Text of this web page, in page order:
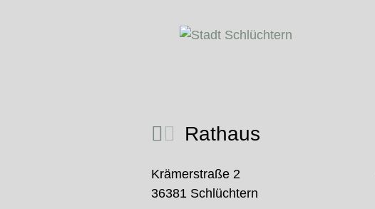
Rathaus
Krämerstraße 2
36381 Schlüchtern